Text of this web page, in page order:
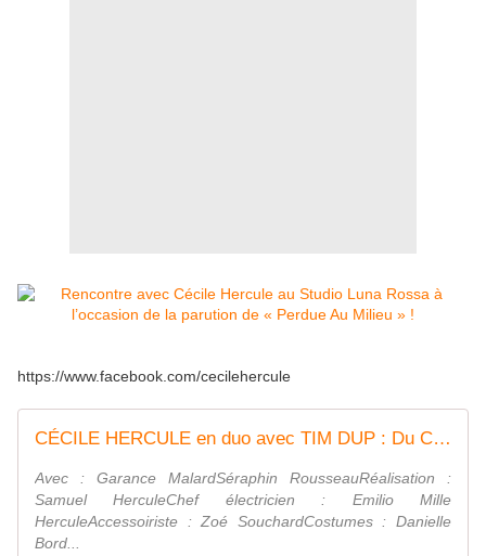
https://www.facebook.com/cecilehercule
CÉCILE HERCULE en duo avec TIM DUP : Du Ciel, De La Neige
Avec : Garance MalardSéraphin RousseauRéalisation :
Samuel HerculeChef électricien : Emilio Mille
HerculeAccessoiriste : Zoé SouchardCostumes : Danielle
Bord...